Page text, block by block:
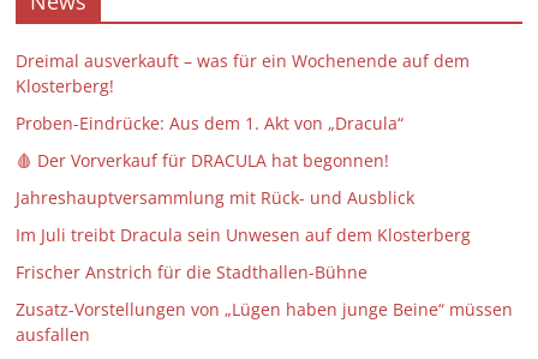
Dreimal ausverkauft – was für ein Wochenende auf dem
Klosterberg!
Proben-Eindrücke: Aus dem 1. Akt von „Dracula“
🩸 Der Vorverkauf für DRACULA hat begonnen!
Jahreshauptversammlung mit Rück- und Ausblick
Im Juli treibt Dracula sein Unwesen auf dem Klosterberg
Frischer Anstrich für die Stadthallen-Bühne
Zusatz-Vorstellungen von „Lügen haben junge Beine“ müssen
ausfallen